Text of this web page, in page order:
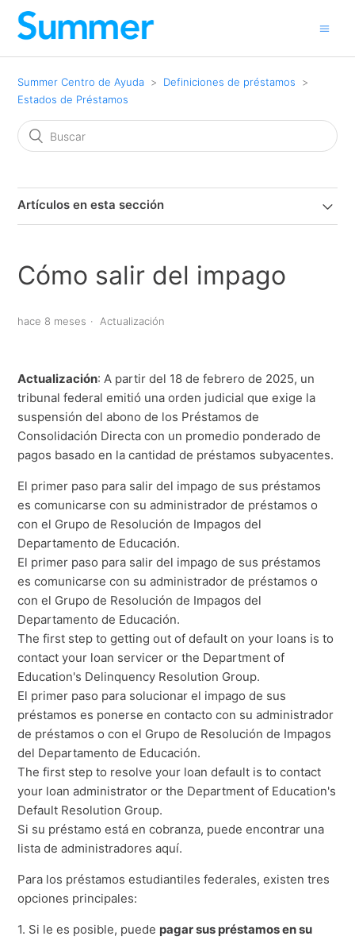
Summer Centro de Ayuda
Definiciones de préstamos
Estados de Préstamos
Artículos en esta sección
Cómo salir del impago
hace 8 meses Actualización
Actualización: A partir del 18 de febrero de 2025, un
tribunal federal emitió una orden judicial que exige la
suspensión del abono de los Préstamos de
Consolidación Directa con un promedio ponderado de
pagos basado en la cantidad de préstamos subyacentes.
El primer paso para salir del impago de sus préstamos
es comunicarse con su administrador de préstamos o
con el Grupo de Resolución de Impagos del
Departamento de Educación.
El primer paso para salir del impago de sus préstamos
es comunicarse con su administrador de préstamos o
con el Grupo de Resolución de Impagos del
Departamento de Educación.
The first step to getting out of default on your loans is to
contact your loan servicer or the Department of
Education's Delinquency Resolution Group.
El primer paso para solucionar el impago de sus
préstamos es ponerse en contacto con su administrador
de préstamos o con el Grupo de Resolución de Impagos
del Departamento de Educación.
The first step to resolve your loan default is to contact
your loan administrator or the Department of Education's
Default Resolution Group.
Si su préstamo está en cobranza, puede encontrar una
lista de administradores aquí.
Para los préstamos estudiantiles federales, existen tres
opciones principales:
1. Si le es posible, puede pagar sus préstamos en su